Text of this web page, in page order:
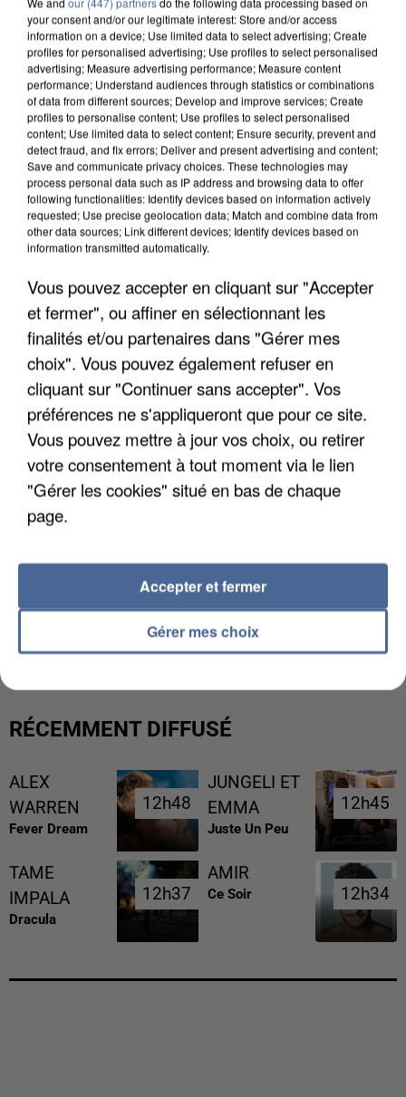
DE FAUNE SAUVAGE SONT...
L’UN DES FONDATEURS SUPPOSÉS DE LA DZ
MAFIA INTERPELLÉ EN ALGÉRIE
RÉCEMMENT DIFFUSÉ
ALEX
WARREN
Fever Dream
12h48
12h48
JUNGELI ET
EMMA
Juste Un Peu
12h45
12h45
TAME
IMPALA
Dracula
12h37
12h37
AMIR
Ce Soir 12h34
12h34
your consent and/or our legitimate interest: Store and/or access
information on a device; Use limited data to select advertising; Create
profiles for personalised advertising; Use profiles to select personalised
advertising; Measure advertising performance; Measure content
performance; Understand audiences through statistics or combinations
of data from different sources; Develop and improve services; Create
profiles to personalise content; Use profiles to select personalised
content; Use limited data to select content; Ensure security, prevent and
detect fraud, and fix errors; Deliver and present advertising and content;
Save and communicate privacy choices. These technologies may
process personal data such as IP address and browsing data to offer
following functionalities: Identify devices based on information actively
requested; Use precise geolocation data; Match and combine data from
other data sources; Link different devices; Identify devices based on
information transmitted automatically.
Vous pouvez accepter en cliquant sur "Accepter
et fermer", ou affiner en sélectionnant les
finalités et/ou partenaires dans "Gérer mes
choix". Vous pouvez également refuser en
cliquant sur "Continuer sans accepter". Vos
préférences ne s'appliqueront que pour ce site.
Vous pouvez mettre à jour vos choix, ou retirer
votre consentement à tout moment via le lien
"Gérer les cookies" situé en bas de chaque
page.
Gérer mes choix
Accepter et fermer